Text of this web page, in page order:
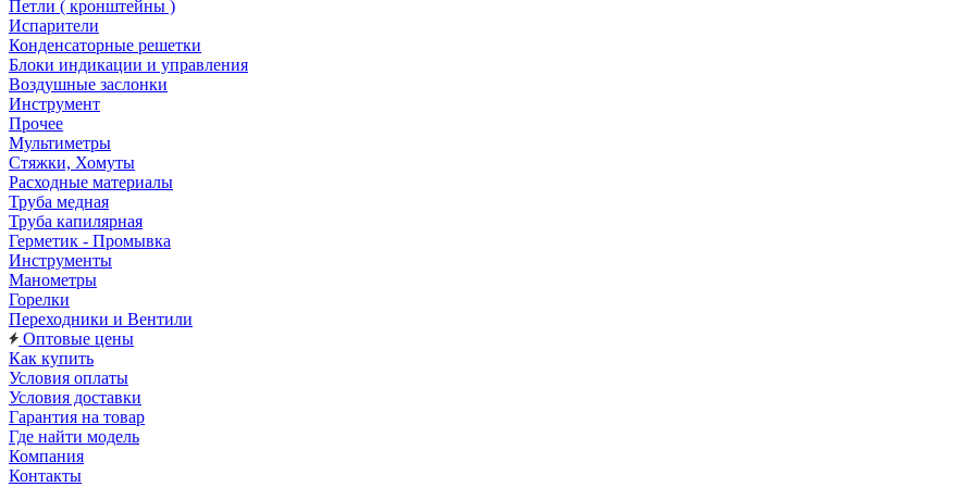
Петли ( кронштейны )
Испарители
Конденсаторные решетки
Блоки индикации и управления
Воздушные заслонки
Инструмент
Прочее
Мультиметры
Стяжки, Хомуты
Расходные материалы
Труба медная
Труба капилярная
Герметик - Промывка
Инструменты
Манометры
Горелки
Переходники и Вентили
Оптовые цены
Как купить
Условия оплаты
Условия доставки
Гарантия на товар
Где найти модель
Компания
Контакты